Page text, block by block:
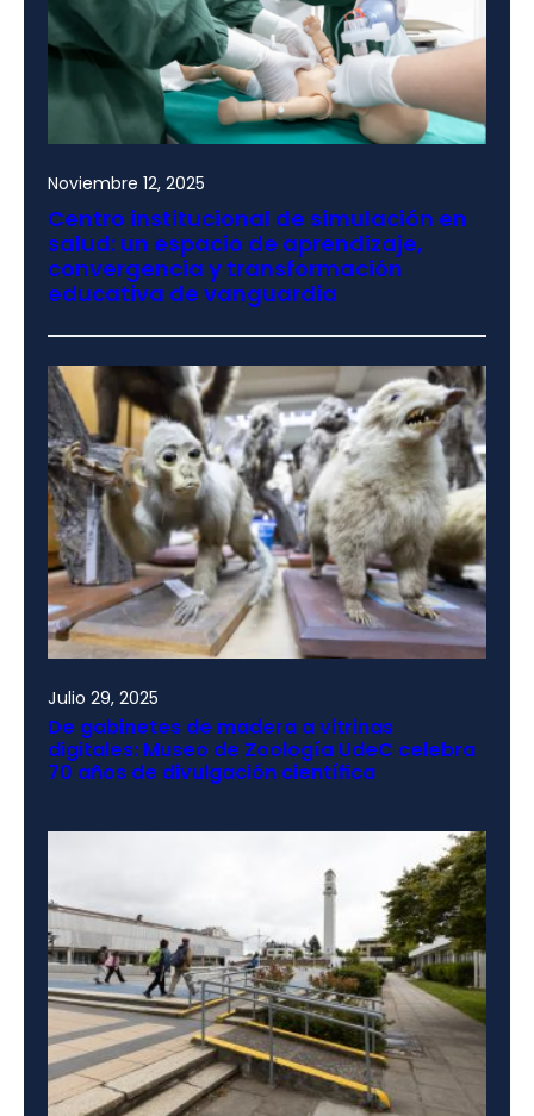
Noviembre 12, 2025
Centro institucional de simulación en
salud: un espacio de aprendizaje,
convergencia y transformación
educativa de vanguardia
Julio 29, 2025
De gabinetes de madera a vitrinas
digitales: Museo de Zoología UdeC celebra
70 años de divulgación científica